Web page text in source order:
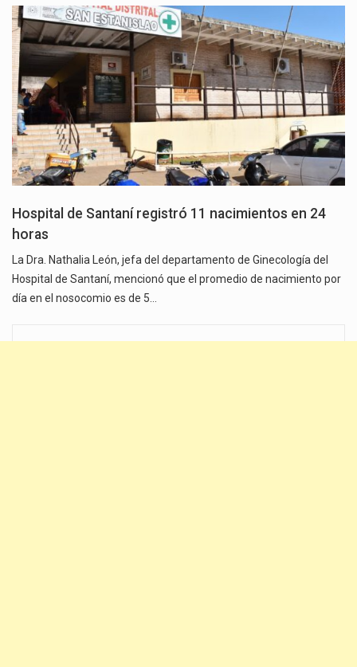
Hospital de Santaní registró 11 nacimientos en 24
horas
La Dra. Nathalia León, jefa del departamento de Ginecología del
Hospital de Santaní, mencionó que el promedio de nacimiento por
día en el nosocomio es de 5…